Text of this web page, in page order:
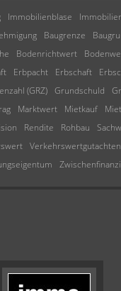
Immobilienblase
Baugrenze
Bodenrichtwert
Erbpacht Erbschaft
(GRZ) Grundschuld
Marktwert Mietkauf
Rendite Rohbau
Verkehrswertgutachten